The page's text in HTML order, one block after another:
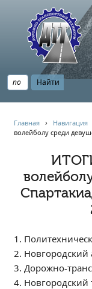
НАВИГАЦИЯ
Главная
АБИТУРИЕНТУ
Опрос по
Информация
Независимая
Главная › Навигация
волейболу среди
1.
2. Новгородский
3. Дорожно-
4. Новгородский